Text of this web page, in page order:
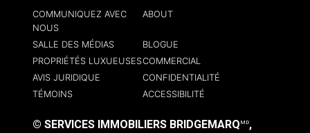
COMMUNIQUEZ AVEC
NOUS
ABOUT
SALLE DES MÉDIAS
BLOGUE
PROPRIÉTÉS LUXUEUSESCOMMERCIAL
AVIS JURIDIQUE
CONFIDENTIALITÉ
TÉMOINS
ACCESSIBILITÉ
© SERVICES IMMOBILIERS BRIDGEMARQ MD,